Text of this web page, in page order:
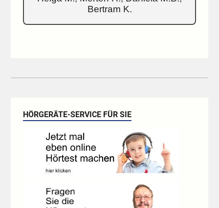
Bertram K.
HÖRGERÄTE-SERVICE FÜR SIE